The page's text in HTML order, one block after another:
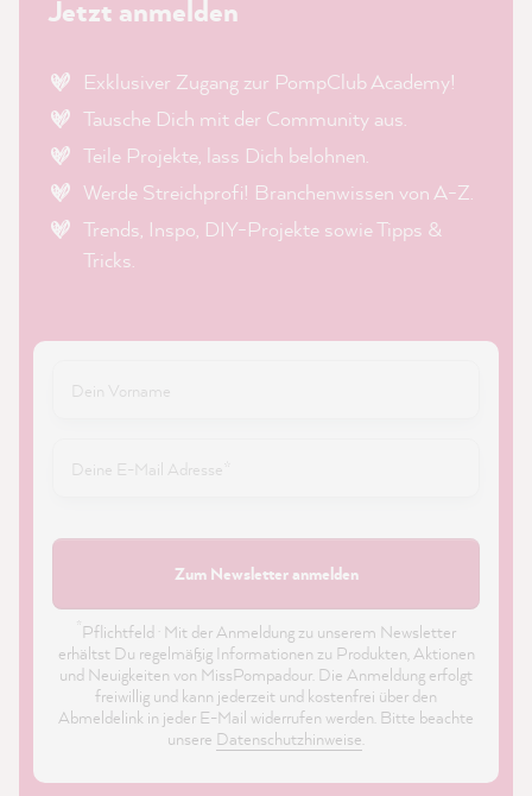
Jetzt anmelden
Exklusiver Zugang zur PompClub Academy!
Tausche Dich mit der Community aus.
Teile Projekte, lass Dich belohnen.
Werde Streichprofi! Branchenwissen von A-Z.
Trends, Inspo, DIY-Projekte sowie Tipps &
Tricks.
Zum Newsletter anmelden
Pflichtfeld · Mit der Anmeldung zu unserem Newsletter
erhältst Du regelmäßig Informationen zu Produkten, Aktionen
und Neuigkeiten von MissPompadour. Die Anmeldung erfolgt
freiwillig und kann jederzeit und kostenfrei über den
Abmeldelink in jeder E-Mail widerrufen werden. Bitte beachte
unsere Datenschutzhinweise.